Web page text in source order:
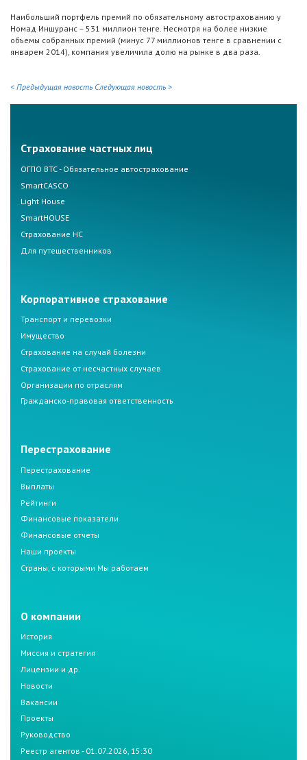
Наибольший портфель премий по обязательному автострахованию у
Номад Иншуранс – 531 миллион тенге. Несмотря на более низкие
объемы собранных премий (минус 77 миллионов тенге в сравнении с
январем 2014), компания увеличила долю на рынке в два раза.
< Предыдущая новость Следующая новость >
Страхование частных лиц
ОГПО ВТС - Обязательное автострахование
SmartCASCO
Light House
SmartHOUSE
Страхование НС
Для путешественников
Корпоративное страхование
Транспорт и перевозки
Имущество
Страхование на случай болезни
Страхование от несчастных случаев
Организации по отраслям
Гражданско-правовая ответственность
Перестрахование
Перестрахование
Выплаты
Рейтинги
Финансовые показатели
Финансовые отчеты
Наши проекты
Страны, с которыми Мы работаем
О компании
История
Миссия и стратегия
Лицензии и др.
Новости
Вакансии
Проекты
Руководство
Реестр агентов - 01.07.2026, 15:30